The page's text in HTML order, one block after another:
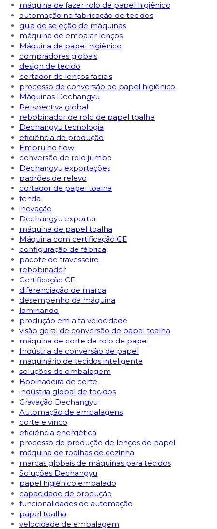
máquina de fazer rolo de papel higiênico
automação na fabricação de tecidos
guia de seleção de máquinas
máquina de embalar lenços
Máquina de papel higiênico
compradores globais
design de tecido
cortador de lenços faciais
processo de conversão de papel higiênico
Máquinas Dechangyu
Perspectiva global
rebobinador de rolo de papel toalha
Dechangyu tecnologia
eficiência de produção
Embrulho flow
conversão de rolo jumbo
Dechangyu exportações
padrões de relevo
cortador de papel toalha
fenda
inovação
Dechangyu exportar
máquina de papel toalha
Máquina com certificação CE
configuração de fábrica
pacote de travesseiro
rebobinador
Certificação CE
diferenciação de marca
desempenho da máquina
laminando
produção em alta velocidade
visão geral de conversão de papel toalha
máquina de corte de rolo de papel
Indústria de conversão de papel
maquinário de tecidos inteligente
soluções de embalagem
Bobinadeira de corte
indústria global de tecidos
Gravação Dechangyu
Automação de embalagens
corte e vinco
eficiência energética
processo de produção de lenços de papel
máquina de toalhas de cozinha
marcas globais de máquinas para tecidos
Soluções Dechangyu
papel higiênico embalado
capacidade de produção
funcionalidades de automação
papel toalha
velocidade de embalagem